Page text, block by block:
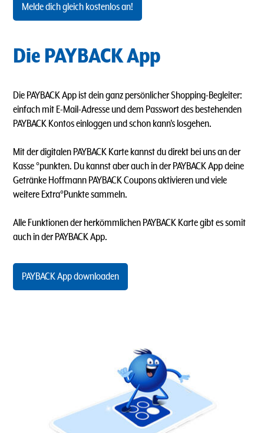
Melde dich gleich kostenlos an!
Die PAYBACK App
Die PAYBACK App ist dein ganz persönlicher Shopping-Begleiter:
einfach mit E-Mail-Adresse und dem Passwort des bestehenden
PAYBACK Kontos einloggen und schon kann's losgehen.
Mit der digitalen PAYBACK Karte kannst du direkt bei uns an der
Kasse °punkten. Du kannst aber auch in der PAYBACK App deine
Getränke Hoffmann PAYBACK Coupons aktivieren und viele
weitere Extra°Punkte sammeln.
Alle Funktionen der herkömmlichen PAYBACK Karte gibt es somit
auch in der PAYBACK App.
PAYBACK App downloaden